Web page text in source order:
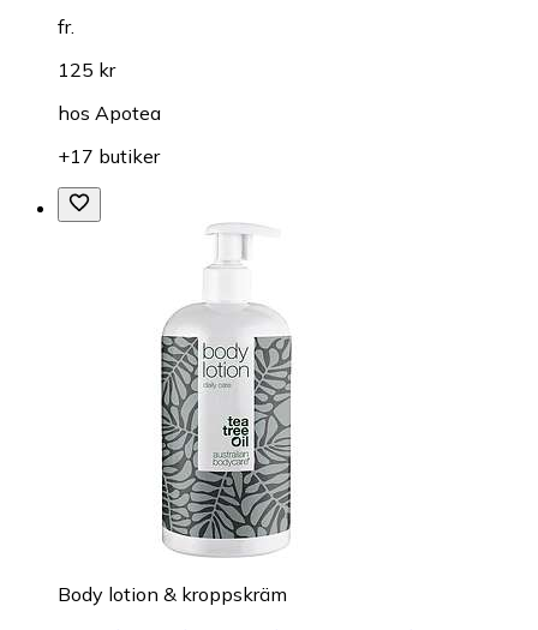
fr.
125 kr
hos Apotea
+17 butiker
Body lotion & kroppskräm